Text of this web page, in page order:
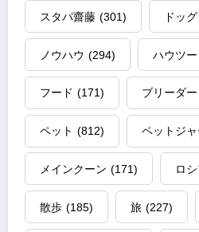
スタパ齋藤 (301) ドッ
ノウハウ (294) ハウツー
フード (171) ブリーダー
ペット (812) ペットジ
メインクーン (171) ロ
散歩 (185) 旅 (227)